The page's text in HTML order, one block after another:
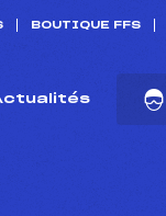
BOUTIQUE FFS